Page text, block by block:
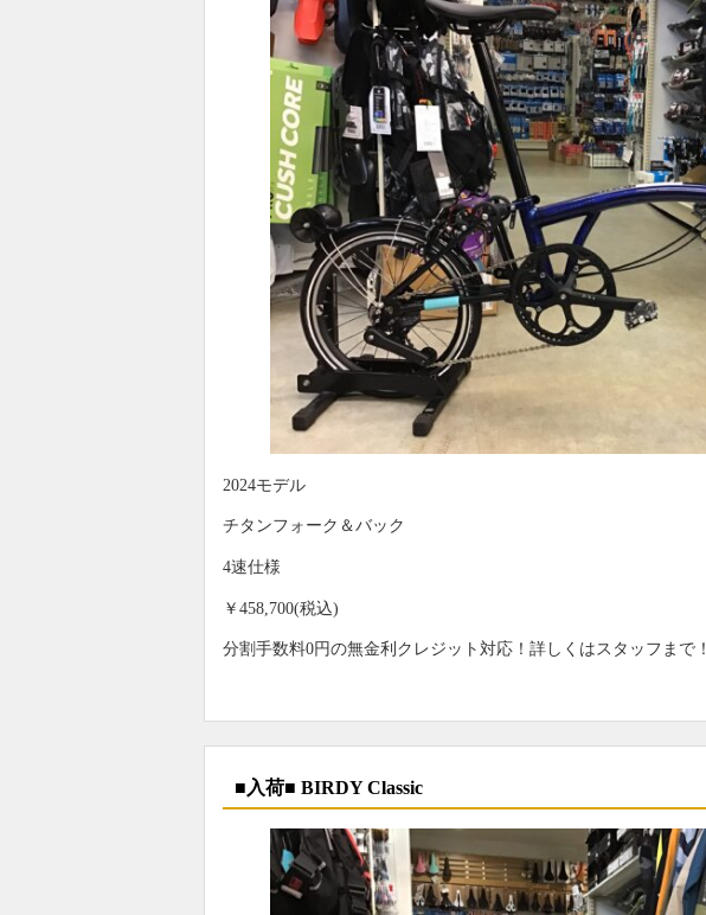
2024モデル
チタンフォーク＆バック
4速仕様
￥458,700(税込)
分割手数料0円の無金利クレジット対応！詳しくはスタッフまで！
■入荷■ BIRDY Classic